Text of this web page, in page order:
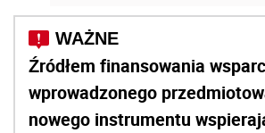
Źródłem finansowania
wprowadzonego
nowego instrumentu